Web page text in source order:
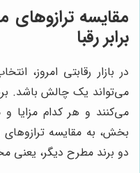
مقایسه ترازوهای
برابر رقبا
در بازار رقابتی امروز،
می‌تواند یک چالش باشد.
می‌کنند و هر کدام مزایا
بخش، به مقایسه
دو برند مطرح دیگر، یعنی